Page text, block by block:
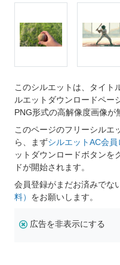
このシルエットは、タイ
ルエットダウンロードペー
PNG形式の高解像度画像が
このページのフリーシルエ
ら、まずシルエットAC会員
ットダウンロードボタンを
ドが開始されます。
会員登録がまだお済みでな
料） をお願いします。
広告を非表示にする